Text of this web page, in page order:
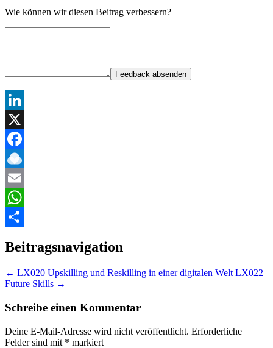
Wie können wir diesen Beitrag verbessern?
Feedback absenden
LinkedIn
X
Facebook
Raindrop.io
Email
WhatsApp
Beitragsnavigation
← LX020 Upskilling und Reskilling in einer digitalen Welt LX022
Future Skills →
Schreibe einen Kommentar
Deine E-Mail-Adresse wird nicht veröffentlicht. Erforderliche
Felder sind mit * markiert